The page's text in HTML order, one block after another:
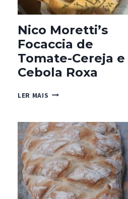
Nico Moretti’s
Focaccia de
Tomate-Cereja e
Cebola Roxa
LER MAIS NICO
DE
TOMATE-
CEREJA
E
CEBOLA
ROXA